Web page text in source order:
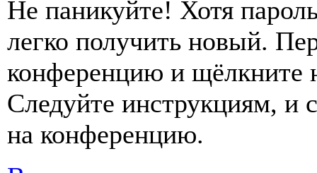
Не паникуйте! Хотя
легко получить новый.
конференцию и щёлкните
Следуйте инструкциям, и
на конференцию.